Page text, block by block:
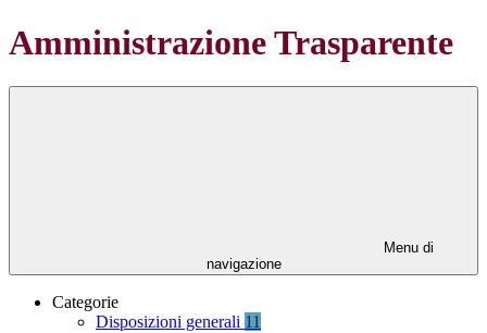
Amministrazione Trasparente
Menu di
navigazione
Categorie
Disposizioni generali 11